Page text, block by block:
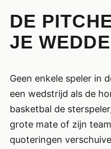
DE
JE
Geen enkele speler in
een wedstrijd als de
basketbal de
grote mate of zijn
quoteringen